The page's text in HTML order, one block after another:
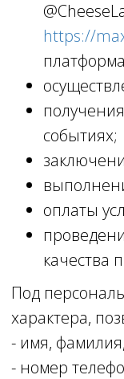
https://
событиях;
оплаты
качества
Под
характера,
- имя,
- номер